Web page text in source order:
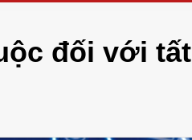
đối với tất